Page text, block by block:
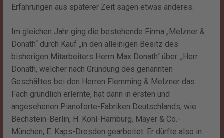
Erfahrungen aus späterer Zeit sagen etwas anderes.
Im gleichen Jahr ging die bestehende Firma „Melzner &
Donath“ durch Kauf „in den alleinigen Besitz des
bisherigen Mitarbeiters Herrn Max Donath“ über. „Herr
Donath, welcher nach Gründung des genannten
Geschäftes bei den Herren Flemming & Melzner das
Fach gründlich erlernte, hat dann in ersten und
angesehenen Pianoforte-Fabriken Deutschlands, wie
Bechstein-Berlin, H. Kohl-Hamburg, Mayer & Co.-
München, E. Kaps-Dresden gearbeitet. Er dürfte also in